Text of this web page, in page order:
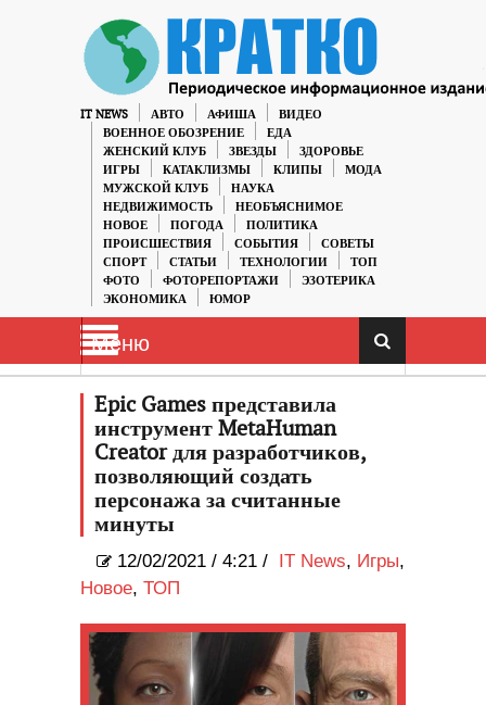
IT NEWS АВТО АФИША
ВИДЕО
ВОЕННОЕ ОБОЗРЕНИЕ
ЕДА
ЖЕНСКИЙ КЛУБ
ЗВЕЗДЫ
ЗДОРОВЬЕ
ИГРЫ
КАТАКЛИЗМЫ КЛИПЫ
МОДА
МУЖСКОЙ КЛУБ
НАУКА
НЕДВИЖИМОСТЬ
НЕОБЪЯСНИМОЕ
НОВОЕ
ПОГОДА
ПОЛИТИКА
ПРОИСШЕСТВИЯ
СОБЫТИЯ
СОВЕТЫ
СПОРТ
СТАТЬИ ТЕХНОЛОГИИ
ТОП
ФОТО
ФОТОРЕПОРТАЖИ
ЭЗОТЕРИКА
ЭКОНОМИКА
ЮМОР
Меню
Epic Games представила
инструмент MetaHuman
Creator для разработчиков,
позволяющий создать
персонажа за считанные
минуты
12/02/2021 / 4:21 / IT News, Игры,
Новое, ТОП